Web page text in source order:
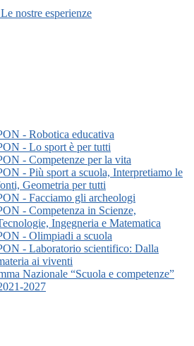
nostre esperienze
- Robotica educativa
- Lo sport è per tutti
- Competenze per la vita
- Più sport a scuola, Interpretiamo le
Geometria per tutti
- Facciamo gli archeologi
- Competenza in Scienze,
Ingegneria e Matematica
- Olimpiadi a scuola
- Laboratorio scientifico: Dalla
ai viventi
Nazionale “Scuola e competenze”
2027